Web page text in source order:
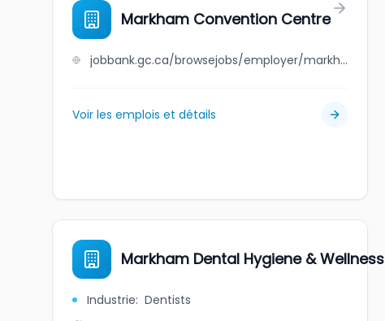
Markham Convention Centre
jobbank.gc.ca/browsejobs/employer/markham+convention+centre/ca
Voir les emplois et détails
Markham Dental Hygiene & Wellness
Industrie: Dentists